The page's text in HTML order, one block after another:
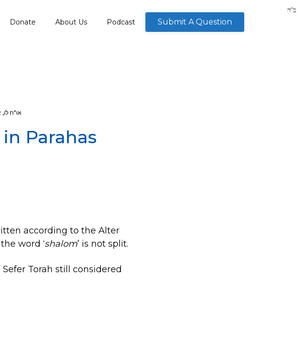
Donate About Us Podcast Submit A Question
או"ח לו,
Parahas
according to the Alter
word ‘shalom’ is not split.
Torah still considered